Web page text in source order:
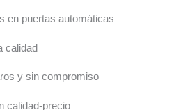
en puertas automáticas
calidad
y sin compromiso
calidad-precio